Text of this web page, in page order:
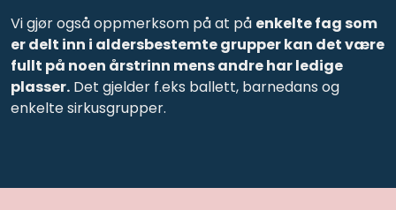
Vi gjør også oppmerksom på at på enkelte fag som
er delt inn i aldersbestemte grupper kan det være
fullt på noen årstrinn mens andre har ledige
plasser. Det gjelder f.eks ballett, barnedans og
enkelte sirkusgrupper.